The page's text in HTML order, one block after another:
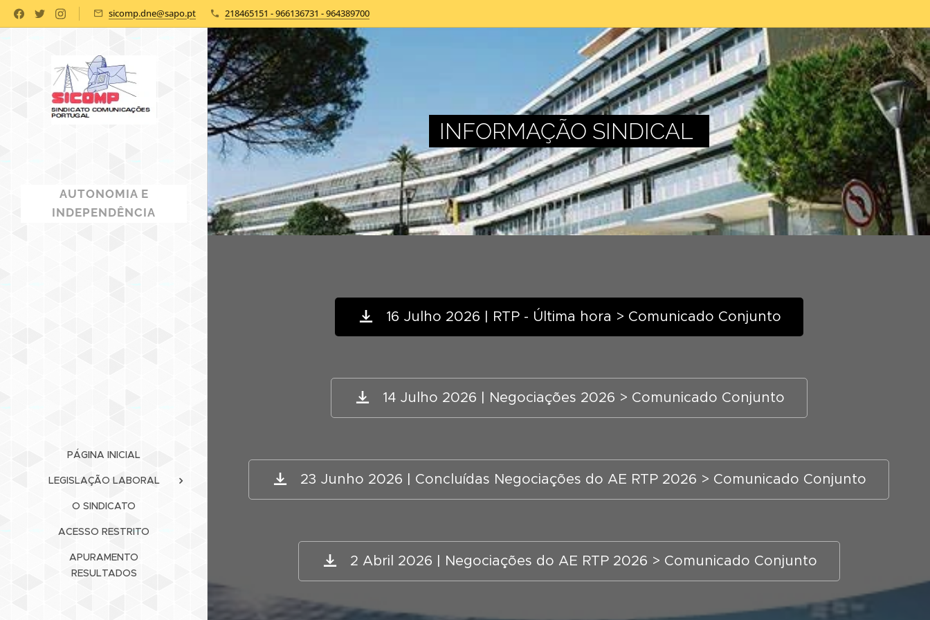
sicomp.dne@sapo.pt 218465151 - 966136731 - 964389700
AUTONOMIA E
INDEPENDÊNCIA
PÁGINA INICIAL
LEGISLAÇÃO LABORAL
O SINDICATO
ACESSO RESTRITO
APURAMENTO
RESULTADOS
INFORMAÇÃO SINDICAL
16 Julho 2026 | RTP - Última hora > Comunicado Conjunto
14 Julho 2026 | Negociações 2026 > Comunicado Conjunto
23 Junho 2026 | Concluídas Negociações do AE RTP 2026 > Comunicado Conjunto
2 Abril 2026 | Negociações do AE RTP 2026 > Comunicado Conjunto